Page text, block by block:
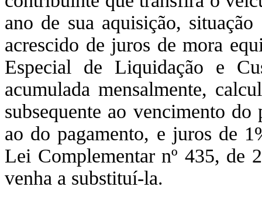
ano de sua aquisição,
acrescido de juros de mora
Especial de Liquidação e
acumulada mensalmente,
subsequente ao vencimento
ao do pagamento, e juros de
Lei Complementar nº 435, de
venha a substituí-la.